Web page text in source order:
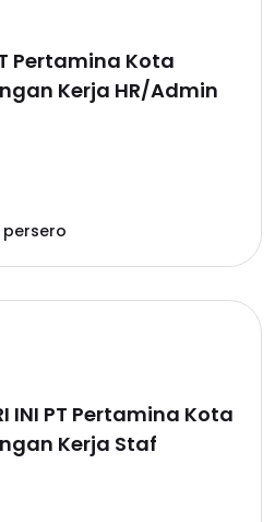
Pertamina Kota
Kerja HR/Admin
INI PT Pertamina Kota
Kerja Staf